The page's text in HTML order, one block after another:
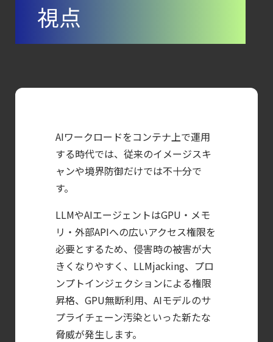
ガイド
JADEPUFFER
の進化：
エージェント型脅威アクターが
モデルの破壊を目的としたランサムウェアを
【ブログ】
AWS/GCP
標準ツールでは守れない？
Falco を超える
Sysdig Secure
によるセキュリティの新常識
視点
AIワークロードをコンテナ上で運用
する時代では、従来のイメージスキ
ャンや境界防御だけでは不十分で
す。
LLMやAIエージェントはGPU・メモ
リ・外部APIへの広いアクセス権限を
必要とするため、侵害時の被害が大
きくなりやすく、LLMjacking、プロ
ンプトインジェクションによる権限
昇格、GPU無断利用、AIモデルのサ
プライチェーン汚染といった新たな
脅威が発生します。